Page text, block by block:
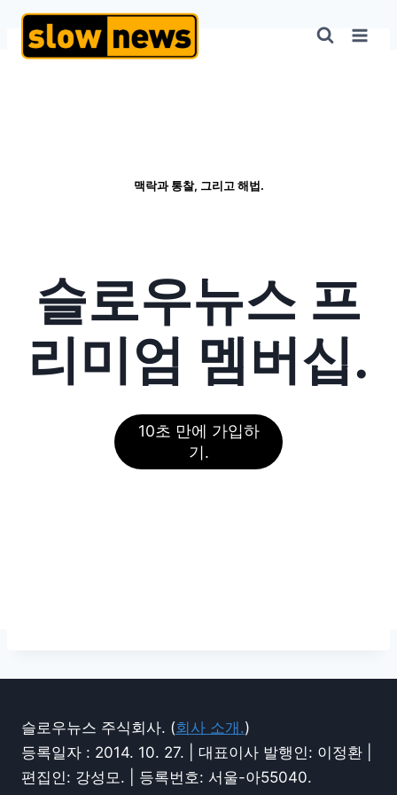
맥락과 통찰, 그리고 해법.
슬로우뉴스 프
리미엄 멤버십.
10초 만에 가입하
기.
슬로우뉴스 주식회사. (회사 소개.)
등록일자 : 2014. 10. 27. | 대표이사 발행인: 이정환 |
편집인: 강성모. | 등록번호: 서울-아55040.